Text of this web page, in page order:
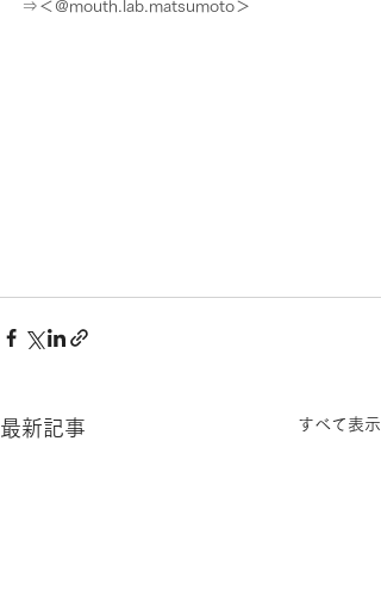
⇒＜@mouth.lab.matsumoto＞
最新記事 すべて表示